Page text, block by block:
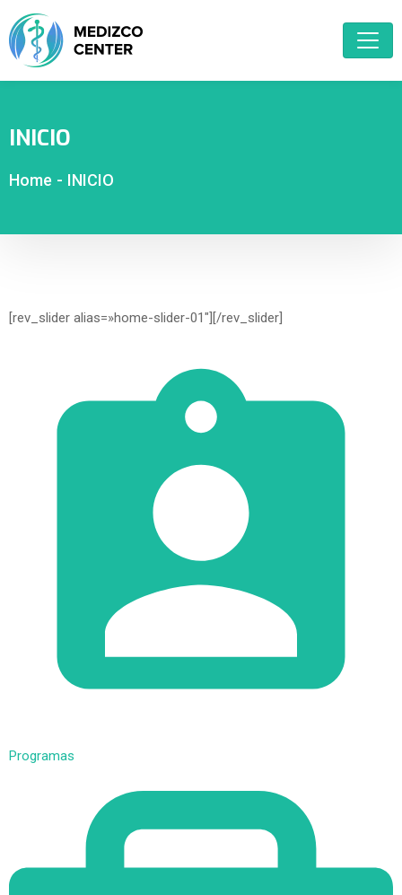
INICIO
Home - INICIO
[rev_slider alias=»home-slider-01″][/rev_slider]
Programas